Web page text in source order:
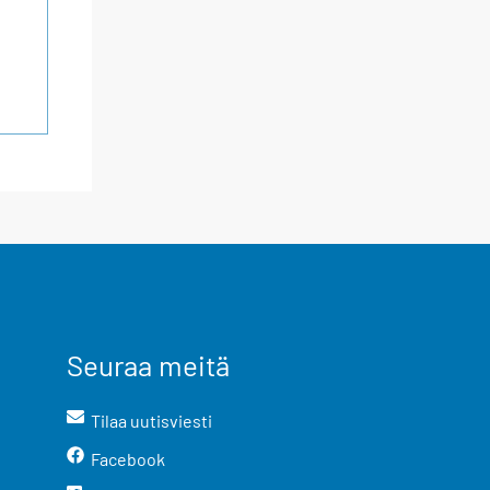
Seuraa meitä
Tilaa uutisviesti
Facebook